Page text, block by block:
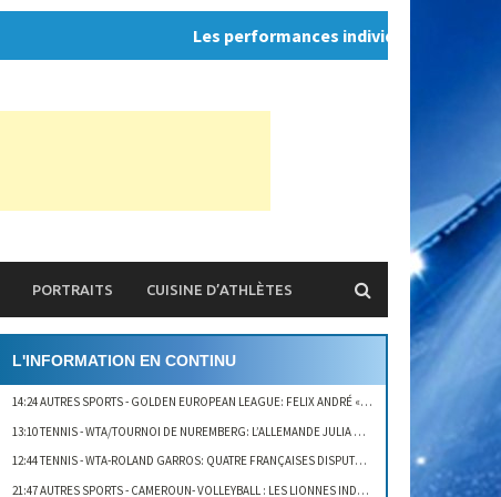
Les performances individuelles, ce n'est
PORTRAITS CUISINE D’ATHLÈTES
L'INFORMATION EN CONTINU
14:24 AUTRES SPORTS- GOLDEN EUROPEAN LEAGUE: FELIX ANDRÉ « ON AURAIT PU GAGNER LE DEUXIÈME SET »
13:10 TENNIS- WTA/TOURNOI DE NUREMBERG: L’ALLEMANDE JULIA GEORGES ÉLIMINÉE AU 1ER TOUR
12:44 TENNIS- WTA-ROLAND GARROS: QUATRE FRANÇAISES DISPUTENT LEUR 1ER TOUR AUJOURD’HUI
21:47 AUTRES SPORTS- CAMEROUN- VOLLEYBALL : LES LIONNES INDOMPTABLES PRIMÉES